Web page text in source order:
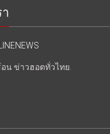
น ข่าวฮอตทั่วไทย.